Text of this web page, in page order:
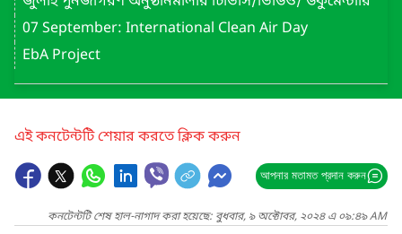
07 September: International Clean Air Day
EbA Project
এই কনটেন্টটি শেয়ার করতে ক্লিক করুন
আপনার মতামত প্রদান করুন
কনটেন্টটি শেষ হাল-নাগাদ করা হয়েছে: বুধবার, ৯ অক্টোবর, ২০২৪ এ ০৯:৪৯ AM